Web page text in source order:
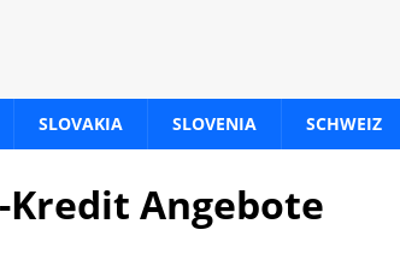
SLOVAKIA SLOVENIA SCHWEIZ
Angebote